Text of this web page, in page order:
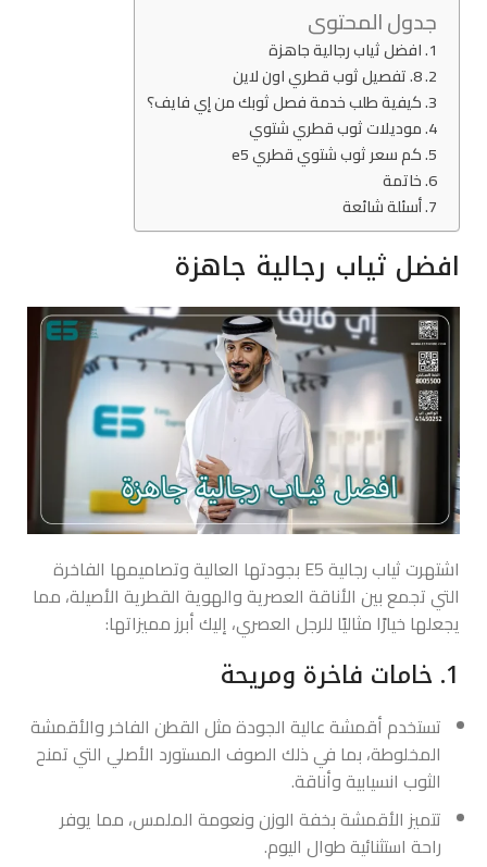
جدول المحتوى
افضل ثياب رجالية جاهزة
8. تفصيل ثوب قطري اون لاين
كيفية طلب خدمة فصل ثوبك من إي فايف؟
موديلات ثوب قطري شتوي
كم سعر ثوب شتوي قطري e5
خاتمة
أسئلة شائعة
افضل ثياب رجالية جاهزة
اشتهرت ثياب رجالية E5 بجودتها العالية وتصاميمها الفاخرة
التي تجمع بين الأناقة العصرية والهوية القطرية الأصيلة، مما
يجعلها خيارًا مثاليًا للرجل العصري، إليك أبرز مميزاتها:
1. خامات فاخرة ومريحة
تستخدم أقمشة عالية الجودة مثل القطن الفاخر والأقمشة
المخلوطة، بما في ذلك الصوف المستورد الأصلي التي تمنح
الثوب انسيابية وأناقة.
تتميز الأقمشة بخفة الوزن ونعومة الملمس، مما يوفر
راحة استثنائية طوال اليوم.